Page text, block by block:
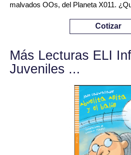
malvados OOs, del Planeta X011.
Cotizar
Más Lecturas ELI
Juveniles ...